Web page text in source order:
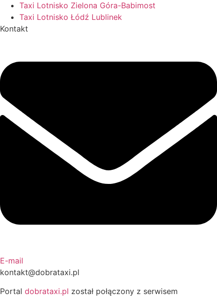
Taxi Lotnisko Zielona Góra-Babimost
Taxi Lotnisko Łódź Lublinek
Kontakt
E-mail
kontakt@dobrataxi.pl
Portal dobrataxi.pl został połączony z serwisem